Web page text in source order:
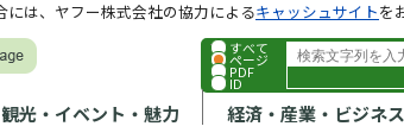
すべて
ページ
PDF
ID
観光・イベント・魅力 経済・産業・ビジネス
は、ヤフー株式会社の協力によるキャッシュサイトを